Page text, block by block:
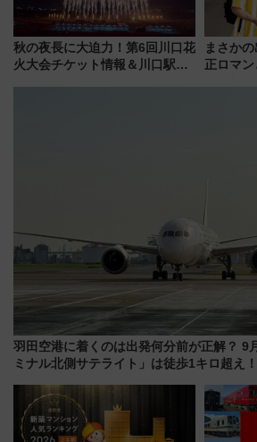
秋の夜長に大迫力！第6回川口花
火大会チケット情報＆川口駅か
まさか
正ロマ
羽田空港に着くのは出発何分前が正解？ 9
ミナル北側サテライト」は徒歩1キロ超え